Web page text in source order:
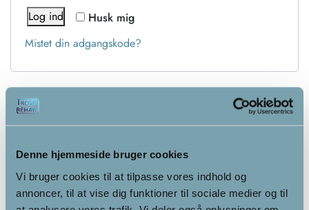
Denne hjemmeside bruger cookies
Vi bruger cookies til at tilpasse vores indhold og
annoncer, til at vise dig funktioner til sociale medier og til
Husk mig
Log ind
Mistet din adgangskode?
Opret en kundekonto
E-mailadresse*